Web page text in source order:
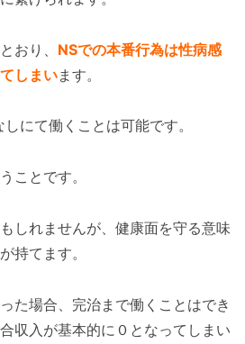
おり、 NSでの本番行為は性病感
しまいます。
にて働くことは可能です。
ことです。
しれませんが、健康面を守る意味
持てます。
た場合、完治まで働くことはでき
収入が基本的に０となってしまい